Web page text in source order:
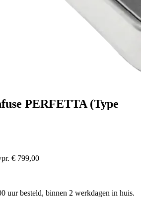
PERFETTA (Type
€ 799,00
uur besteld, binnen 2 werkdagen in huis.